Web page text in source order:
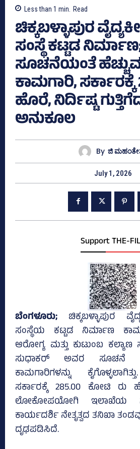
Less than 1 min. Read
ಚಿಕ್ಕಬಳ್ಳಾಪುರ
ಸಂಸ್ಥೆ ಕಟ್ಟಡ
ಸೂಚನೆಯಂತೆ
ಕಾಮಗಾರಿ,
ಹೊರೆ, ನಿರ್ದಿಷ್ಟ
ಅನುಕೂಲ
By ಜಿ
July 1, 2026
Support THE-
ಬೆಂಗಳೂರು; ಚಿಕ್ಕಬಳ್ಳಾಪುರ
ಸಂಸ್ಥೆಯ ಕಟ್ಟಡ ನಿರ್ಮಾಣ
ಆರೋಗ್ಯ ಮತ್ತು ಕುಟುಂಬ
ಸುಧಾಕರ್ ಅವರ ಸೂಚನೆ
ಕಾಮಗಾರಿಗಳನ್ನು
ಸರ್ಕಾರಕ್ಕೆ 285.00 ಕೋಟಿ ರು
ಲೋಕೋಪಯೋಗಿ ಇಲಾಖೆಯ
ಕಾರ್ಯದರ್ಶಿ ನೇತೃತ್ವದ ತನಿಖಾ
ದೃಢಪಡಿಸಿದೆ.